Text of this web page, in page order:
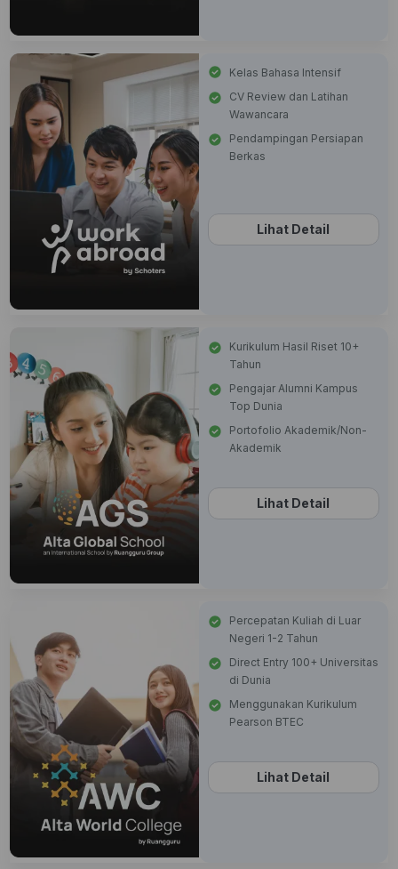
Kelas Bahasa Intensif
CV Review dan Latihan
Wawancara
Pendampingan Persiapan
Berkas
Lihat Detail
Kurikulum Hasil Riset 10+
Tahun
Pengajar Alumni Kampus
Top Dunia
Portofolio Akademik/Non-
Akademik
Lihat Detail
Percepatan Kuliah di Luar
Negeri 1-2 Tahun
Direct Entry 100+ Universitas
di Dunia
Menggunakan Kurikulum
Pearson BTEC
Lihat Detail